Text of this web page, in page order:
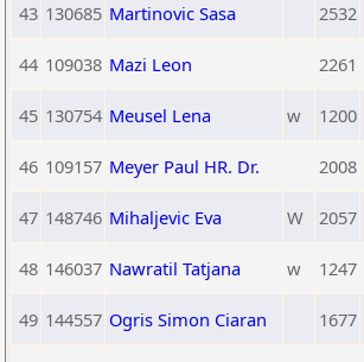
43 130685 Martinovic Sasa 2532
44 109038 Mazi Leon 2261
45 130754 Meusel Lena w 1200
46 109157 Meyer Paul HR. Dr. 2008
47 148746 Mihaljevic Eva W 2057
48 146037 Nawratil Tatjana w 1247
49 144557 Ogris Simon Ciaran 1677